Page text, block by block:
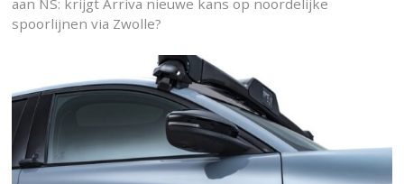
aan NS: krijgt Arriva nieuwe kans op noordelijke
spoorlijnen via Zwolle?